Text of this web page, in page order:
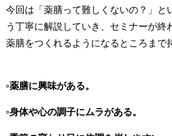
今回は「薬膳って難しくないの？」と
う丁寧に解説していき、セミナーが終
薬膳をつくれるようになるところまで
▫️薬膳に興味がある。
▫️身体や心の調子にムラがある。